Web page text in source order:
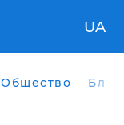
UA
Общество